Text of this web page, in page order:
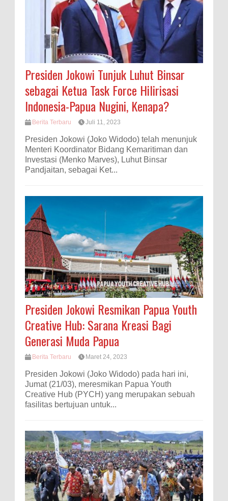
Presiden Jokowi Tunjuk Luhut Binsar
sebagai Ketua Task Force Hilirisasi
Indonesia-Papua Nugini, Kenapa?
Berita Terbaru Juli 11, 2023
Presiden Jokowi (Joko Widodo) telah menunjuk
Menteri Koordinator Bidang Kemaritiman dan
Investasi (Menko Marves), Luhut Binsar
Pandjaitan, sebagai Ket...
Presiden Jokowi Resmikan Papua Youth
Creative Hub: Sarana Kreasi Bagi
Generasi Muda Papua
Berita Terbaru Maret 24, 2023
Presiden Jokowi (Joko Widodo) pada hari ini,
Jumat (21/03), meresmikan Papua Youth
Creative Hub (PYCH) yang merupakan sebuah
fasilitas bertujuan untuk...